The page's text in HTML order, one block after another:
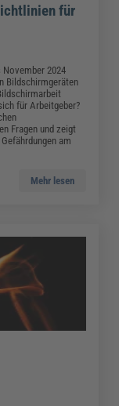
für
November 2024
Bildschirmgeräten
für Arbeitgeber?
Fragen und zeigt
am
Mehr lesen